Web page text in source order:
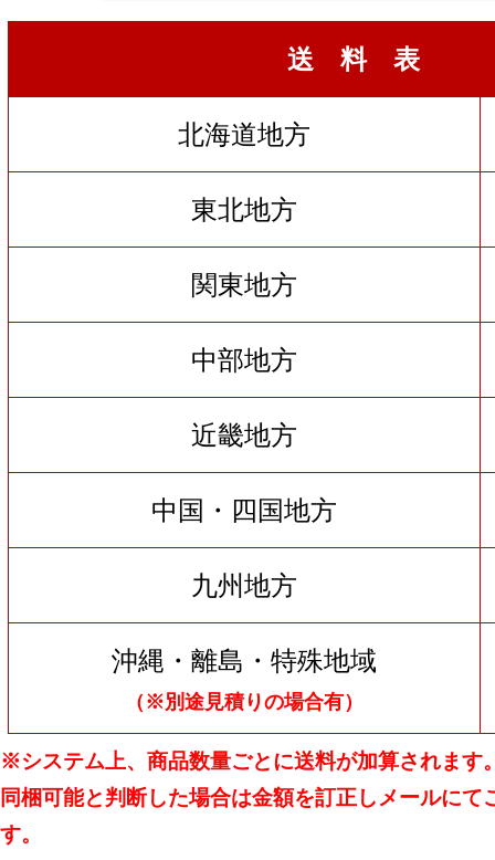
送 料 表
北海道地方
東北地方
関東地方
中部地方
近畿地方
中国・四国地方
九州地方
沖縄・離島・特殊地域
（※別途見積りの場合有）
※システム上、商品数量ごとに送料が加算されます
同梱可能と判断した場合は金額を訂正しメールにて
す。